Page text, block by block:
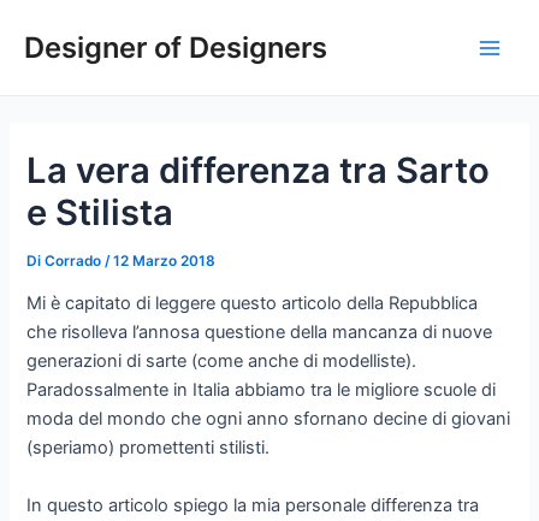
Designer of Designers
La vera differenza tra Sarto
e Stilista
DiCorrado /12 Marzo 2018
Mi è capitato di leggere questo articolo della Repubblica
che risolleva l’annosa questione della mancanza di nuove
generazioni di sarte (come anche di modelliste).
Paradossalmente in Italia abbiamo tra le migliore scuole di
moda del mondo che ogni anno sfornano decine di giovani
(speriamo) promettenti stilisti.
In questo articolo spiego la mia personale differenza tra
articoli